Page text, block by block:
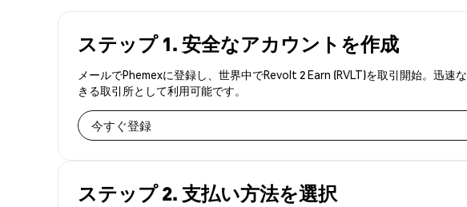
ステップ 1. 安全なアカウントを作成
メールでPhemexに登録し、世界中でRevolt 2 Earn (RVLT)を取引開始。迅
きる取引所として利用可能です。
今すぐ登録
ステップ 2. 支払い方法を選択